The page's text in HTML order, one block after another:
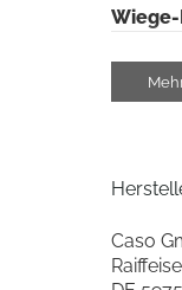
max.
Caso